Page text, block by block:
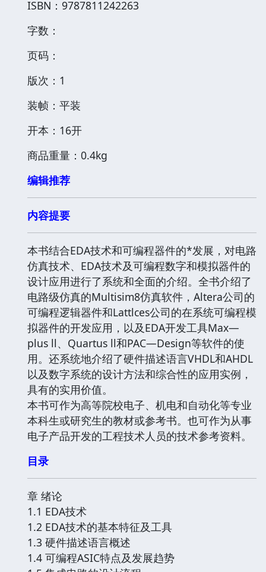
ISBN：9787811242263
字数：
页码：
版次：1
装帧：平装
开本：16开
商品重量：0.4kg
编辑推荐
内容提要
本书结合EDA技术和可编程器件的*发展，对电路
仿真技术、EDA技术及可编程数字和模拟器件的
设计应用进行了系统和全面的介绍。全书介绍了
电路级仿真的Multisim8仿真软件，Altera公司的
可编程逻辑器件和Lattlces公司的在系统可编程模
拟器件的开发应用，以及EDA开发工具Max—
plus ll、Quartus ll和PAC—Design等软件的使
用。还系统地介绍了硬件描述语言VHDL和AHDL
以及数字系统的设计方法和综合性的应用实例，
具有的实用价值。
本书可作为高等院校电子、机电和自动化等专业
本科生或研究生的教材或参考书。也可作为从事
电子产品开发的工程技术人员的技术参考资料。
目录
章 绪论
1.1 EDA技术
1.2 EDA技术的基本特征及工具
1.3 硬件描述语言概述
1.4 可编程ASIC特点及发展趋势